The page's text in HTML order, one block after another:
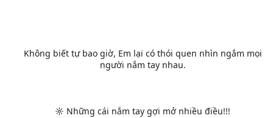
Không biết tự bao giờ, Em lại có thói quen nhìn ngắm mọi
người nắm tay nhau.
☼ Những cái nắm tay gợi mở nhiều điều!!!